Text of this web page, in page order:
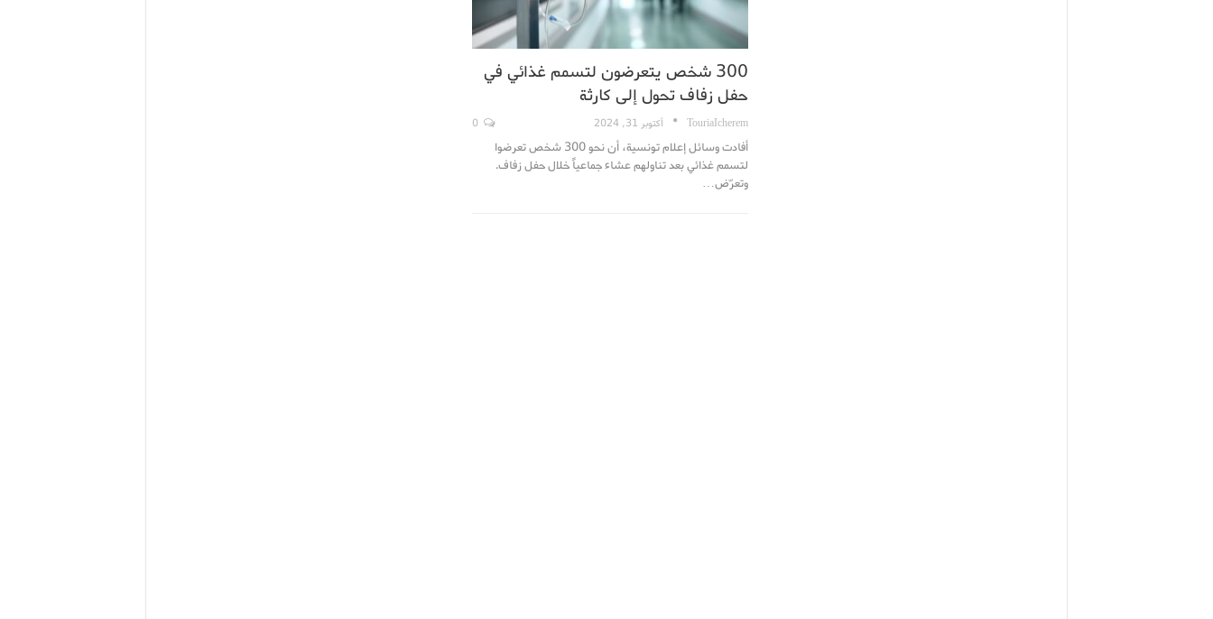
300 شخص يتعرضون لتسمم غذائي في
حفل زفاف تحول إلى كارثة
TouriaIcherem أكتوبر 31, 2024
أفادت وسائل إعلام تونسية، أن نحو 300 شخص تعرضوا
لتسمم غذائي بعد تناولهم عشاء جماعياً خلال حفل زفاف.
وتعرّض…